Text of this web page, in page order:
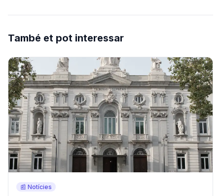
També et pot interessar
📰 Notícies